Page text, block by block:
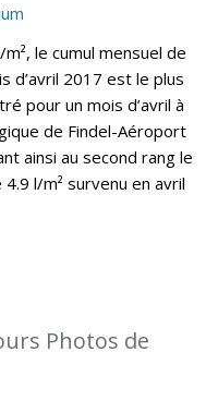
le cumul mensuel de
d’avril 2017 est le plus
pour un mois d’avril à
de Findel-Aéroport
ainsi au second rang le
l/m² survenu en avril
Photos de